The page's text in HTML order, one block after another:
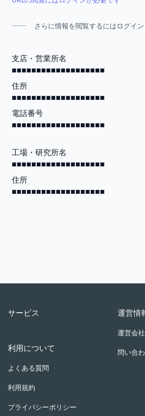
さらに情報を閲覧するにはログイ
支店・営業所名
■■■■■■■■■■■■■■■■■■■
住所
■■■■■■■■■■■■■■■■■■■
電話番号
■■■■■■■■■■■■■■■■■■■
工場・研究所名
■■■■■■■■■■■■■■■■■■■
住所
■■■■■■■■■■■■■■■■■■■
サービス
利用について
よくある質問
利用規約
プライバシーポリシー
運営情
運営会社
問い合